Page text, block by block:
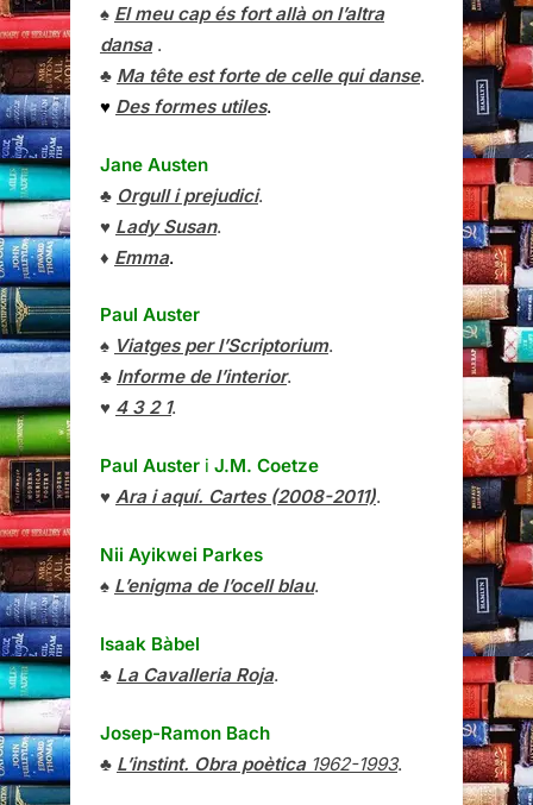
♠ El meu cap és fort allà on l’altra
dansa.
♣ Ma tête est forte de celle qui danse.
♥ Des formes utiles.
Jane Austen
♣ Orgull i prejudici.
♥ Lady Susan.
♦ Emma.
Paul Auster
♠ Viatges per l’Scriptorium.
♣ Informe de l’interior.
♥ 4 3 2 1.
Paul Auster i J.M. Coetze
♥ Ara i aquí. Cartes (2008-2011).
Nii Ayikwei Parkes
♠ L’enigma de l’ocell blau.
Isaak Bàbel
♣ La Cavalleria Roja.
Josep-Ramon Bach
♣ L’instint. Obra poètica1962-1993.